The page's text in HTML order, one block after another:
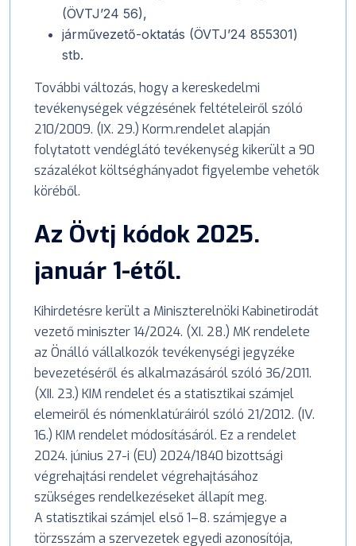
(ÖVTJ’24 56),
­járművezető-oktatás (ÖVTJ’24 855301)
stb.
További változás, hogy a kereskedelmi
tevékenységek végzésének feltételeiről szóló
210/2009. (IX. 29.) Korm.rendelet alapján
folytatott vendéglátó tevékenység kikerült a 90
százalékot költséghányadot figyelembe vehetők
köréből.
Az Övtj kódok 2025.
január 1-étől.
Kihirdetésre került a Miniszterelnöki Kabinetirodát
vezető miniszter 14/2024. (XI. 28.) MK rendelete
az Önálló vállalkozók tevékenységi jegyzéke
bevezetéséről és alkalmazásáról szóló 36/2011.
(XII. 23.) KIM rendelet és a statisztikai számjel
elemeiről és nómenklatúráiról szóló 21/2012. (IV.
16.) KIM rendelet módosításáról. Ez a rendelet
2024. június 27-i (EU) 2024/1840 bizottsági
végrehajtási rendelet végrehajtásához
szükséges rendelkezéseket állapít meg.
A statisztikai számjel első 1–8. számjegye a
törzsszám a szervezetek egyedi azonosítója,